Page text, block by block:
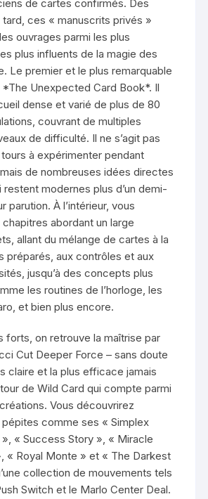
de cartes confirmés. Des
ces « manuscrits privés »
ouvrages parmi les plus
plus influents de la magie des
Le premier et le plus remarquable
*The Unexpected Card Book*. Il
dense et varié de plus de 80
couvrant de multiples
de difficulté. Il ne s’agit pas
à expérimenter pendant
mais de nombreuses idées directes
modernes plus d’un demi-
parution. À l’intérieur, vous
abordant un large
allant du mélange de cartes à la
préparés, aux contrôles et aux
jusqu’à des concepts plus
les routines de l’horloge, les
et bien plus encore.
forts, on retrouve la maîtrise par
Cut Deeper Force – sans doute
claire et la plus efficace jamais
de Wild Card qui compte parmi
Vous découvrirez
comme ses « Simplex
« Success Story », « Miracle
« Royal Monte » et « The Darkest
collection de mouvements tels
Switch et le Marlo Center Deal.